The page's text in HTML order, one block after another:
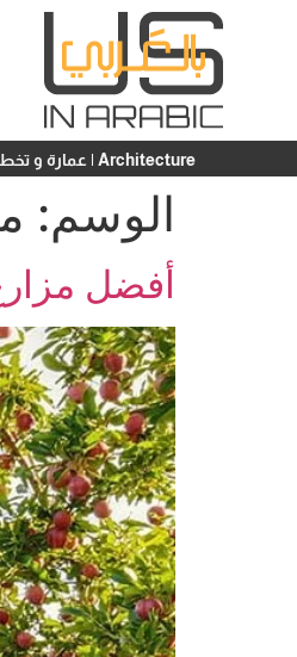
Architecture | عمارة و تخطيط
الوسم:
أفضل